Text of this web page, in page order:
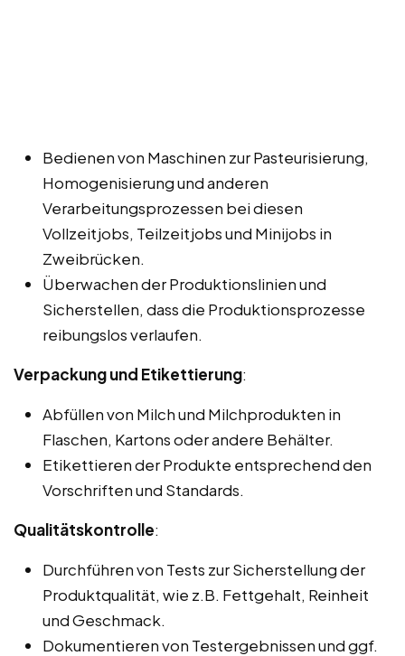
Bedienen von Maschinen zur Pasteurisierung,
Homogenisierung und anderen
Verarbeitungsprozessen bei diesen
Vollzeitjobs, Teilzeitjobs und Minijobs in
Zweibrücken.
Überwachen der Produktionslinien und
Sicherstellen, dass die Produktionsprozesse
reibungslos verlaufen.
Verpackung und Etikettierung:
Abfüllen von Milch und Milchprodukten in
Flaschen, Kartons oder andere Behälter.
Etikettieren der Produkte entsprechend den
Vorschriften und Standards.
Qualitätskontrolle:
Durchführen von Tests zur Sicherstellung der
Produktqualität, wie z.B. Fettgehalt, Reinheit
und Geschmack.
Dokumentieren von Testergebnissen und ggf.